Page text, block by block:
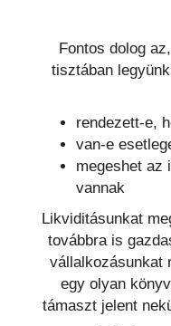
Fontos dolog
tisztában
rendezett-e,
van-e
megeshet az
vannak
Likviditásunkat
továbbra is
vállalkozásunkat
egy olyan
támaszt jelent